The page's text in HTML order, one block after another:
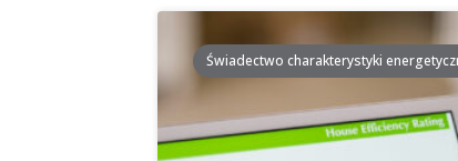
Świadectwo charakterystyki